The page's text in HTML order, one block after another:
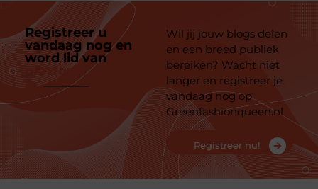
Registreer u
vandaag nog en
word lid van
platform
Wil jij jouw blogs delen
en een breed publiek
bereiken? Wacht niet
langer en registreer je
vandaag nog op
Greenfashionqueen.nl
Registreer nu!